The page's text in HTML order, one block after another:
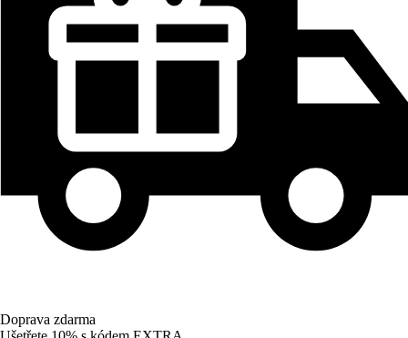
Doprava zdarma